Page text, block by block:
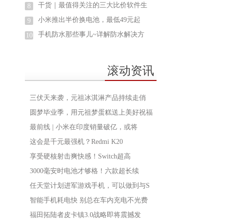
8 干货｜最值得关注的三大比价软件生
9 小米推出半价换电池，最低49元起
10 手机防水那些事儿~详解防水解决方
滚动资讯
三伏天来袭，元祖冰淇淋产品持续走俏
圆梦毕业季，用元祖梦蛋糕送上美好祝福
最前线 | 小米在印度销量破亿，或将
这会是千元最强机？Redmi K20
享受硬核射击爽快感！Switch超高
3000毫安时电池才够格！六款超长续
任天堂计划进军游戏手机，可以做到与S
智能手机耗电快 别总在车内充电不光费
福田拓陆者皮卡镇3.0战略即将震撼发